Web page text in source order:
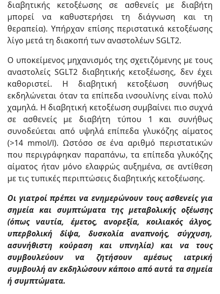
διαβητικής κετοξέωσης σε ασθενείς με διαβήτη
μπορεί να καθυστερήσει τη διάγνωση και τη
θεραπεία). Υπήρχαν επίσης περιστατικά κετοξέωσης
λίγο μετά τη διακοπή των αναστολέων SGLT2.
Ο υποκείμενος μηχανισμός της σχετιζόμενης με τους
αναστολείς SGLT2 διαβητικής κετοξέωσης, δεν έχει
καθοριστεί. Η διαβητική κετοξέωση συνήθως
εκδηλώνεται όταν τα επίπεδα ινσουλίνης είναι πολύ
χαμηλά. Η διαβητική κετοξέωση συμβαίνει πιο συχνά
σε ασθενείς με διαβήτη τύπου 1 και συνήθως
συνοδεύεται από υψηλά επίπεδα γλυκόζης αίματος
(>14 mmol/l). Ωστόσο σε ένα αριθμό περιστατικών
που περιγράφηκαν παραπάνω, τα επίπεδα γλυκόζης
αίματος ήταν μόνο ελαφρώς αυξημένα, σε αντίθεση
με τις τυπικές περιπτώσεις διαβητικής κετοξέωσης.
Οι γιατροί πρέπει να ενημερώνουν τους ασθενείς για
σημεία και συμπτώματα της μεταβολικής οξέωσης
(όπως ναυτία, έμετος, ανορεξία, κοιλιακός άλγος,
υπερβολική δίψα, δυσκολία αναπνοής, σύγχυση,
ασυνήθιστη κούραση και υπνηλία) και να τους
συμβουλεύουν να ζητήσουν αμέσως ιατρική
συμβουλή αν εκδηλώσουν κάποιο από αυτά τα σημεία
ή συμπτώματα.